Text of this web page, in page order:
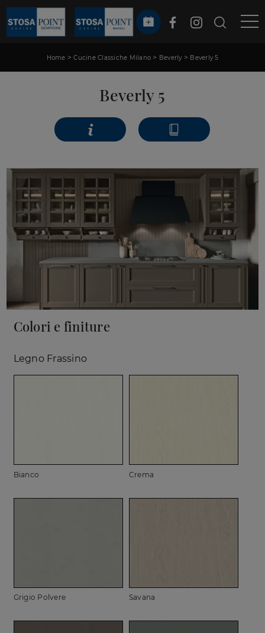
Home >Cucine Classiche Milano > Beverly > Beverly 5
Beverly 5
Colori e finiture
Legno Frassino
Bianco Crema
Grigio Polvere Savana